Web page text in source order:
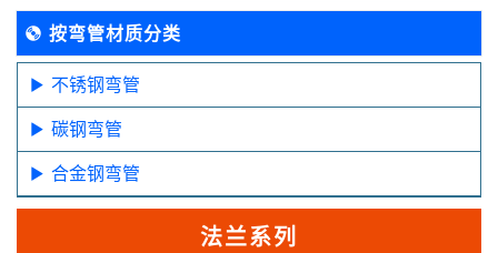
按弯管材质分类
不锈钢弯管
碳钢弯管
合金钢弯管
法兰系列